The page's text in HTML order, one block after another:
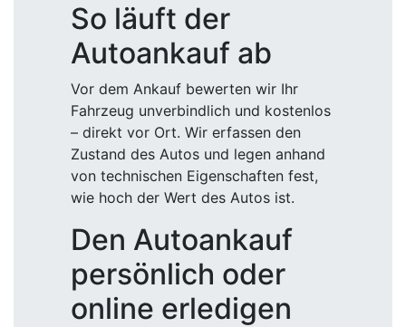
So läuft der
Autoankauf ab
Vor dem Ankauf bewerten wir Ihr
Fahrzeug unverbindlich und kostenlos
– direkt vor Ort. Wir erfassen den
Zustand des Autos und legen anhand
von technischen Eigenschaften fest,
wie hoch der Wert des Autos ist.
Den Autoankauf
persönlich oder
online erledigen